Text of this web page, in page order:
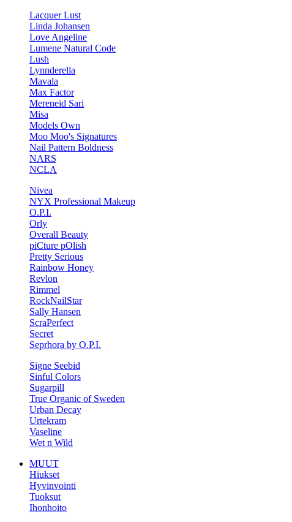
Lacquer Lust
Linda Johansen
Love Angeline
Lumene Natural Code
Lush
Lynnderella
Mavala
Max Factor
Mereneid Sari
Misa
Models Own
Moo Moo's Signatures
Nail Pattern Boldness
NARS
NCLA
Nivea
NYX Professional Makeup
O.P.I.
Orly
Overall Beauty
piCture pOlish
Pretty Serious
Rainbow Honey
Revlon
Rimmel
RockNailStar
Sally Hansen
ScraPerfect
Secret
Seprhora by O.P.I.
Signe Seebid
Sinful Colors
Sugarpill
True Organic of Sweden
Urban Decay
Urtekram
Vaseline
Wet n Wild
MUUT
Hiukset
Hyvinvointi
Tuoksut
Ihonhoito